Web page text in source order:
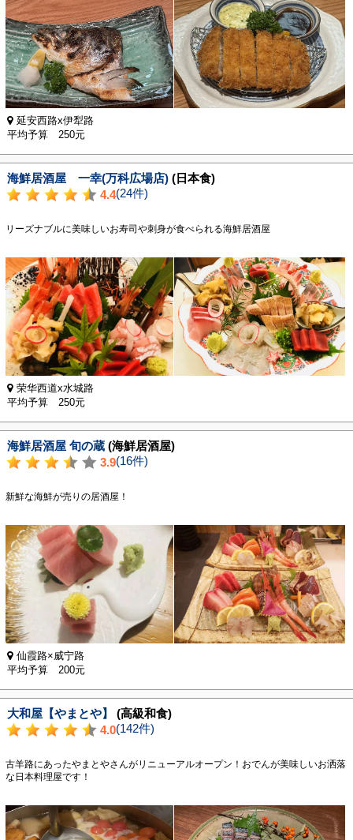
延安西路x伊犁路
平均予算 250元
海鮮居酒屋 一幸(万科広場店) (日本食)
4.4(24件)
リーズナブルに美味しいお寿司や刺身が食べられる海鮮居酒屋
荣华西道x水城路
平均予算 250元
海鮮居酒屋 旬の蔵 (海鮮居酒屋)
3.9(16件)
新鮮な海鮮が売りの居酒屋！
仙霞路×威宁路
平均予算 200元
大和屋【やまとや】
(高級和食)
4.0(142件)
古羊路にあったやまとやさんがリニューアルオープン！おでんが美味しいお洒落
な日本料理屋です！